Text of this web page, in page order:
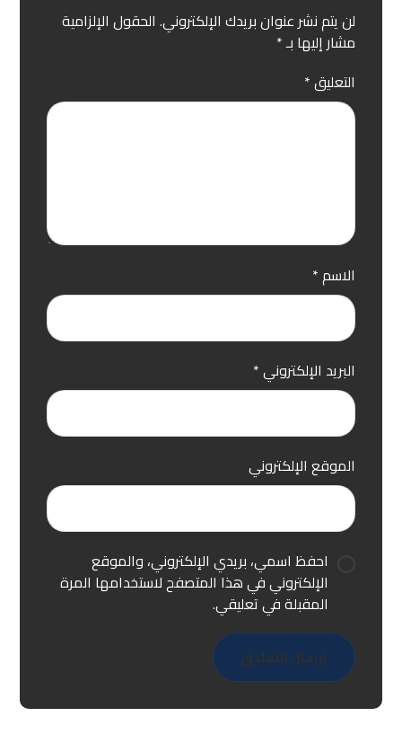
لن يتم نشر عنوان بريدك الإلكتروني. الحقول الإلزامية
مشار إليها بـ*
التعليق*
الاسم*
البريد الإلكتروني*
الموقع الإلكتروني
احفظ اسمي، بريدي الإلكتروني، والموقع
الإلكتروني في هذا المتصفح لاستخدامها المرة
المقبلة في تعليقي.
إرسال التعليق